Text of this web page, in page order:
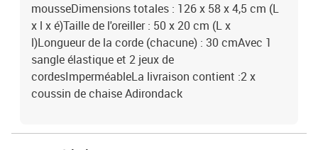
mousseDimensions totales : 126 x 58 x 4,5 cm (L
x l x é)Taille de l'oreiller : 50 x 20 cm (L x
l)Longueur de la corde (chacune) : 30 cmAvec 1
sangle élastique et 2 jeux de
cordesImperméableLa livraison contient :2 x
coussin de chaise Adirondack